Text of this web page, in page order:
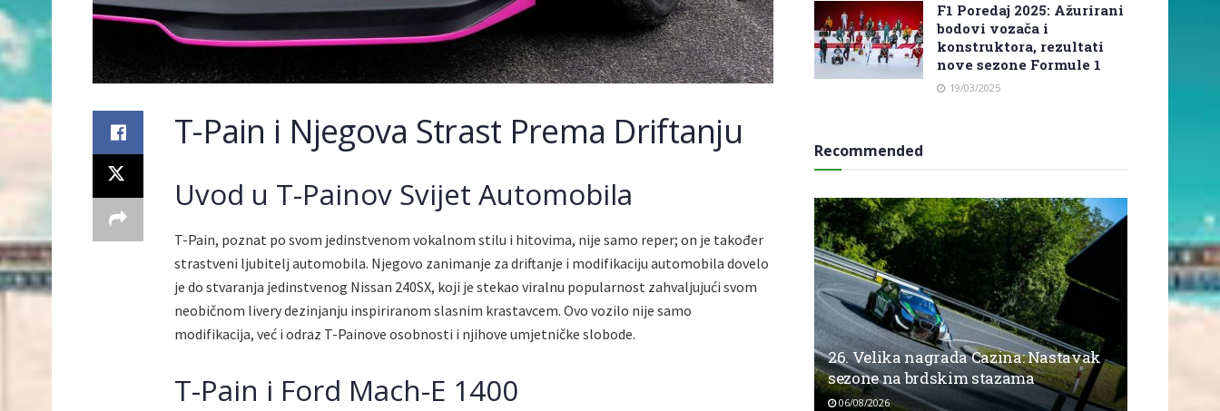
T-Pain i Njegova Strast Prema Driftanju
Uvod u T-Painov Svijet Automobila
T-Pain, poznat po svom jedinstvenom vokalnom stilu i hitovima, nije samo reper; on je također
strastveni ljubitelj automobila. Njegovo zanimanje za driftanje i modifikaciju automobila dovelo
je do stvaranja jedinstvenog Nissan 240SX, koji je stekao viralnu popularnost zahvaljujući svom
neobičnom livery dezinjanju inspiriranom slasnim krastavcem. Ovo vozilo nije samo
modifikacija, već i odraz T-Painove osobnosti i njihove umjetničke slobode.
T-Pain i Ford Mach-E 1400
F1 Poredaj 2025: Ažurirani
bodovi vozača i
konstruktora, rezultati
nove sezone Formule 1
19/03/2025
Recommended
26. Velika nagrada Cazina: Nastavak
sezone na brdskim stazama
06/08/2026